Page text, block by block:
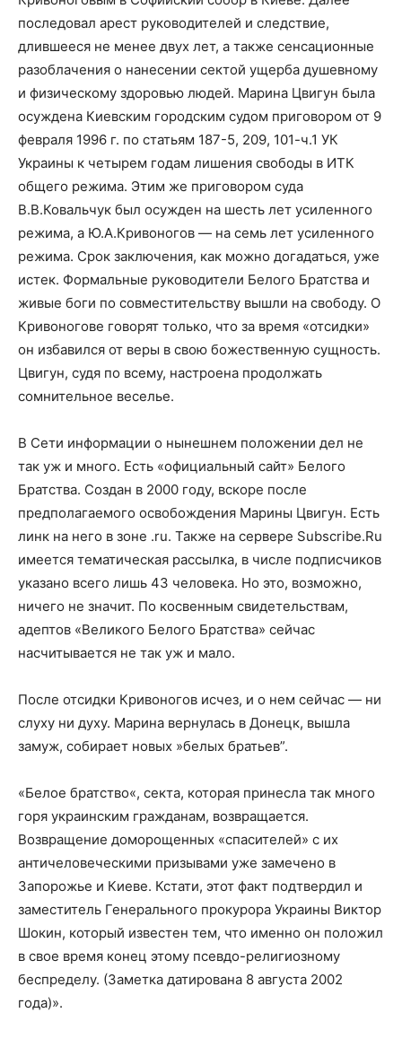
последовал арест руководителей и следствие,
длившееся не менее двух лет, а также сенсационные
разоблачения о нанесении сектой ущерба душевному
и физическому здоровью людей. Марина Цвигун была
осуждена Киевским городским судом приговором от 9
февраля 1996 г. по статьям 187-5, 209, 101-ч.1 УК
Украины к четырем годам лишения свободы в ИТК
общего режима. Этим же приговором суда
В.В.Ковальчук был осужден на шесть лет усиленного
режима, а Ю.А.Кривоногов — на семь лет усиленного
режима. Срок заключения, как можно догадаться, уже
истек. Формальные руководители Белого Братства и
живые боги по совместительству вышли на свободу. О
Кривоногове говорят только, что за время «отсидки»
он избавился от веры в свою божественную сущность.
Цвигун, судя по всему, настроена продолжать
сомнительное веселье.
В Сети информации о нынешнем положении дел не
так уж и много. Есть «официальный сайт» Белого
Братства. Создан в 2000 году, вскоре после
предполагаемого освобождения Марины Цвигун. Есть
линк на него в зоне .ru. Также на сервере Subscribe.Ru
имеется тематическая рассылка, в числе подписчиков
указано всего лишь 43 человека. Но это, возможно,
ничего не значит. По косвенным свидетельствам,
адептов «Великого Белого Братства» сейчас
насчитывается не так уж и мало.
После отсидки Кривоногов исчез, и о нем сейчас — ни
слуху ни духу. Марина вернулась в Донецк, вышла
замуж, собирает новых »белых братьев”.
«Белое братство«, секта, которая принесла так много
горя украинским гражданам, возвращается.
Возвращение доморощенных «спасителей» с их
античеловеческими призывами уже замечено в
Запорожье и Киеве. Кстати, этот факт подтвердил и
заместитель Генерального прокурора Украины Виктор
Шокин, который известен тем, что именно он положил
в свое время конец этому псевдо-религиозному
беспределу. (Заметка датирована 8 августа 2002
года)».